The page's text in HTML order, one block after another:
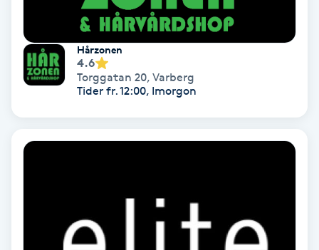
Läpptatuering
Manikyr & Pedikyr
Medial vägledning
Hårzonen
4.6
Torggatan 20, Varberg
Tider fr. 12:00, Imorgon